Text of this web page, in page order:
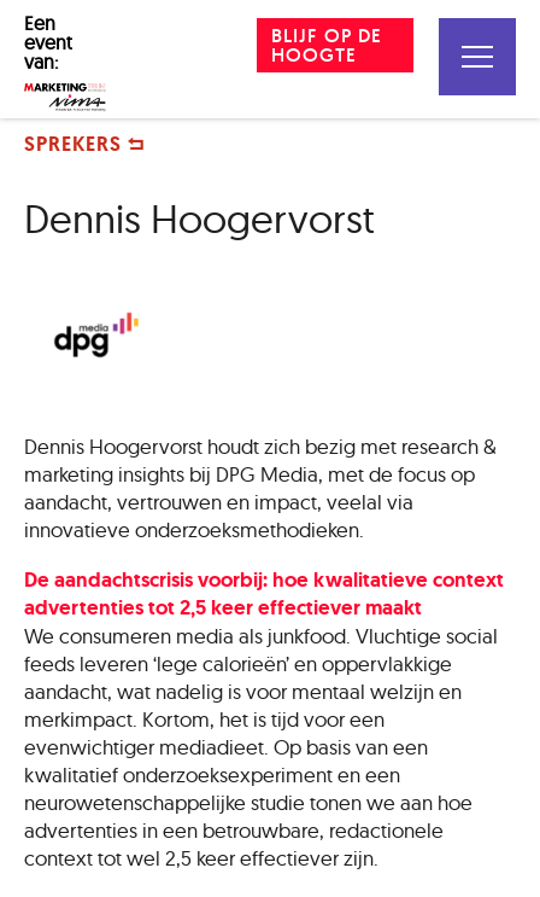
BLIJF OP DE
HOOGTE
Een
event
van:
SPREKERS
Dennis Hoogervorst
Dennis Hoogervorst houdt zich bezig met research &
marketing insights bij DPG Media, met de focus op
aandacht, vertrouwen en impact, veelal via
innovatieve onderzoeksmethodieken.
De aandachtscrisis voorbij: hoe kwalitatieve context
advertenties tot 2,5 keer effectiever maakt
We consumeren media als junkfood. Vluchtige social
feeds leveren ‘lege calorieën’ en oppervlakkige
aandacht, wat nadelig is voor mentaal welzijn en
merkimpact. Kortom, het is tijd voor een
evenwichtiger mediadieet. Op basis van een
kwalitatief onderzoeksexperiment en een
neurowetenschappelijke studie tonen we aan hoe
advertenties in een betrouwbare, redactionele
context tot wel 2,5 keer effectiever zijn.